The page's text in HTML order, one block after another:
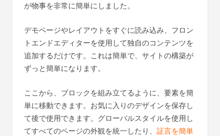
が物事を非常に簡単にしました。
デモページやレイアウトをすぐに読み込み、フロン
トエンドエディターを使用して独自のコンテンツを
追加するだけです。これは簡単で、サイトの構築が
ずっと簡単になります。
ここから、ブロックを組み立てるように、要素を簡
単に移動できます。お気に入りのデザインを保存し
て後で使用できます。グローバルスタイルを使用し
てすべてのページの外観を統一したり、 証言を簡単